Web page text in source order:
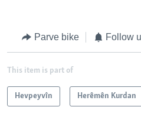
Parve bike Follow
This item is part of
Hevpeyvîn Herêmên Kurdan